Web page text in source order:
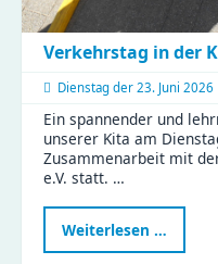
Verkehrstag in der
Dienstag der 23. Juni 2026 |
Ein spannender und
unserer Kita am
Zusammenarbeit mit
e.V. statt. …
Weiterlesen …
in